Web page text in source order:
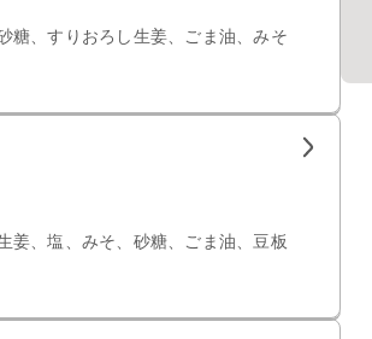
糖、すりおろし生姜、ごま油、みそ
姜、塩、みそ、砂糖、ごま油、豆板